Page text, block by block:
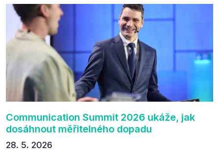
zúčastnit i příštího ročníku. „Příjemná konference,
výborný program, hezké prostory, Daniel Stach
absolutně nejlepší moderátor!!!“ Tak shrnul
Communication Summit jeden z 330 účastníků ve
své zpětné vazbě. Ta potvrdila, co bylo slyšet i
cítit po celý 9. červen v Pragovce – že ročník s
tématem „Od chaosu k dopadu“ se skutečně
povedl.
Communication Summit 2026 ukáže, jak
dosáhnout měřitelného dopadu
28. 5. 2026